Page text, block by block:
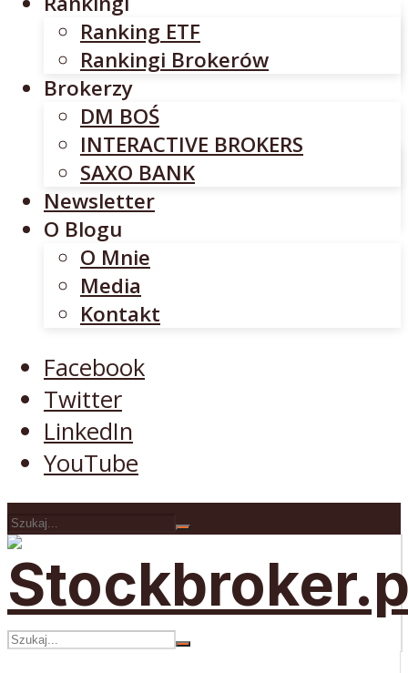
DM BOŚ
INTERACTIVE BROKERS
SAXO BANK
Newsletter
O Blogu
O Mnie
Media
Kontakt
Facebook
Twitter
LinkedIn
YouTube
Ranking ETF
Rankingi Brokerów
Brokerzy
DM BOŚ
INTERACTIVE BROKERS
SAXO BANK
Newsletter
O Blogu
O Mnie
Media
Kontakt
Facebook
Twitter
LinkedIn
YouTube